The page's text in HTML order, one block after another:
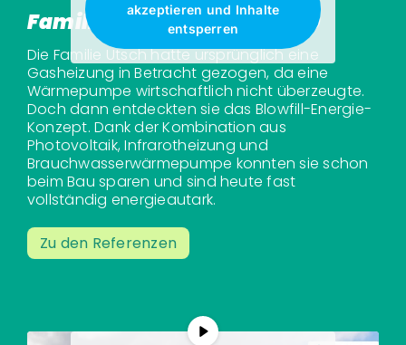
akzeptieren und Inhalte
entsperren
Familie Utsch: Neubau 2020
Die Familie Utsch hatte ursprünglich eine
Gasheizung in Betracht gezogen, da eine
Wärmepumpe wirtschaftlich nicht überzeugte.
Doch dann entdeckten sie das Blowfill-Energie-
Konzept. Dank der Kombination aus
Photovoltaik, Infrarotheizung und
Brauchwasserwärmepumpe konnten sie schon
beim Bau sparen und sind heute fast
vollständig energieautark.
Zu den Referenzen